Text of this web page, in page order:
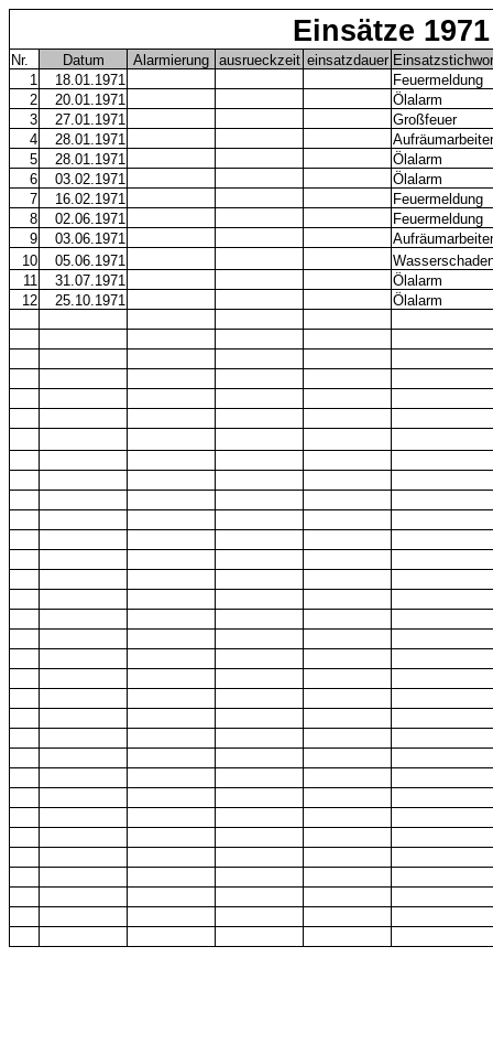
Einsätze 1971
Nr. Datum Alarmierung ausrueckzeit einsatzdauer
1
18.01.1971
Feuermeldung
2
20.01.1971
Ölalarm
3
27.01.1971
Großfeuer
4
28.01.1971
5
28.01.1971
Ölalarm
6
03.02.1971
Ölalarm
7
16.02.1971
Feuermeldung
8
02.06.1971
Feuermeldung
9
03.06.1971
10
05.06.1971
11
31.07.1971
Ölalarm
12
25.10.1971 Ölalarm